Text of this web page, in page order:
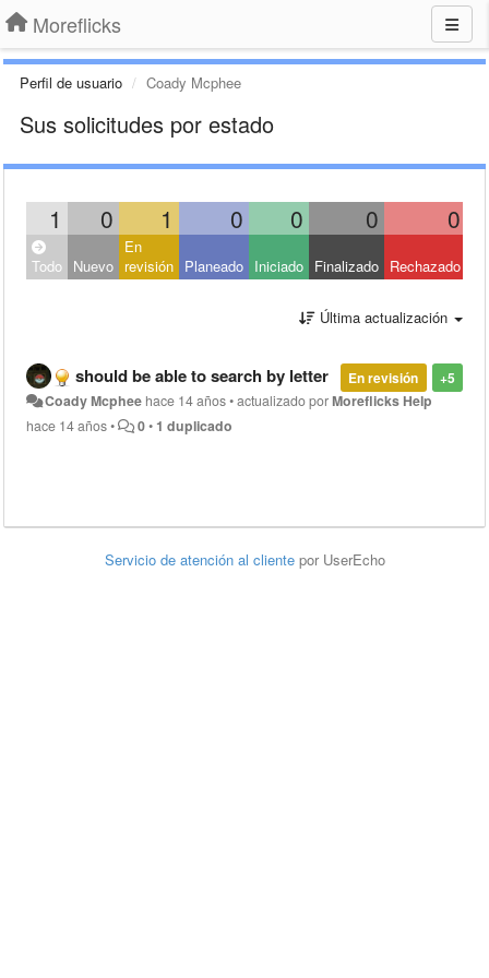
Moreflicks
Perfil de usuario Coady Mcphee
Sus solicitudes por estado
1 0 1 0 0 0 0
Todo Nuevo
En
revisión Planeado Iniciado Finalizado Rechazado
Última actualización
+5
En revisión
should be able to search by letter
Coady Mcphee hace 14 años•actualizado porMoreflicks Help
hace 14 años• 0• 1 duplicado
Servicio de atención al cliente por UserEcho